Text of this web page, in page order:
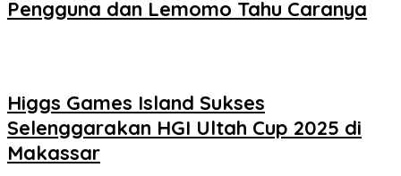
Pengguna dan Lemomo Tahu Caranya
Higgs Games Island Sukses
Selenggarakan HGI Ultah Cup 2025 di
Makassar